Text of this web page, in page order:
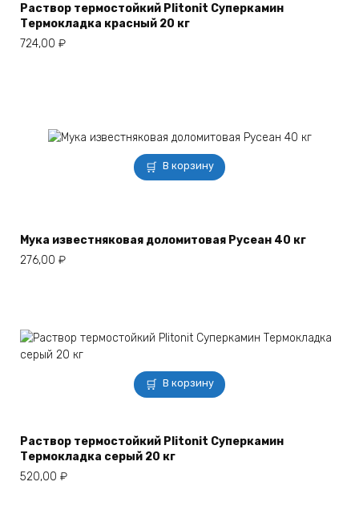
Раствор термостойкий Plitonit Суперкамин
Термокладка красный 20 кг
724,00 ₽
В корзину
Мука известняковая доломитовая Русеан 40 кг
276,00 ₽
В корзину
Раствор термостойкий Plitonit Суперкамин
Термокладка серый 20 кг
520,00 ₽